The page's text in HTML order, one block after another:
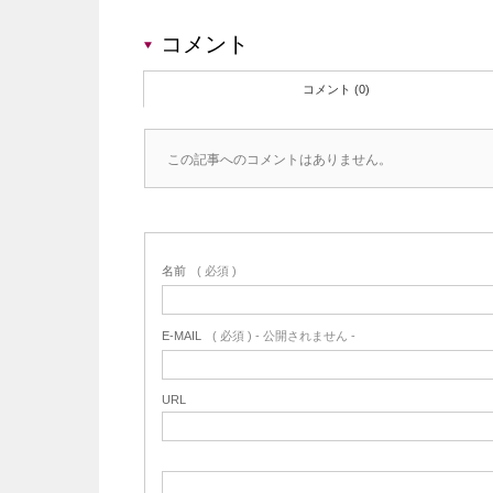
コメント
コメント (0)
この記事へのコメントはありません。
名前 ( 必須 )
E-MAIL ( 必須 ) - 公開されません -
URL